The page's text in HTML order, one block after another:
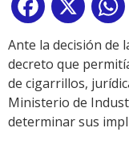
Facebook
X
Ante la decisión de
decreto que
de cigarrillos,
Ministerio de
determinar sus